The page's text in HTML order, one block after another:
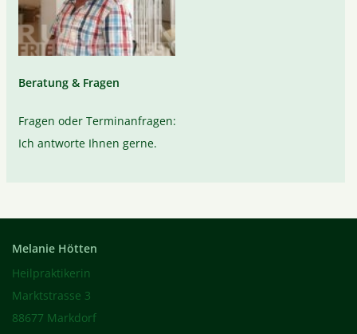
Beratung & Fragen
Fragen oder Terminanfragen:
Ich antworte Ihnen gerne.
Melanie Hötten
Heilpraktikerin
Marktstrasse 3
88677 Markdorf